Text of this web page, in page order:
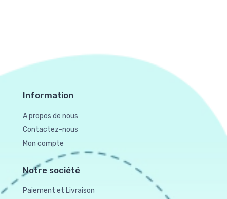
Information
A propos de nous
Contactez-nous
Mon compte
Notre société
Paiement et Livraison